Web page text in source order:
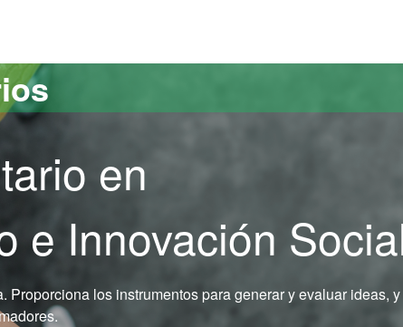
en
e Innovación
los instrumentos para generar y evaluar ideas, y